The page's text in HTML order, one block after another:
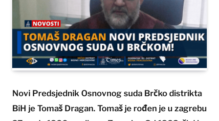
Novi Predsjednik Osnovnog suda Brčko distrikta
BiH je Tomaš Dragan. Tomaš je rođen je u zagrebu